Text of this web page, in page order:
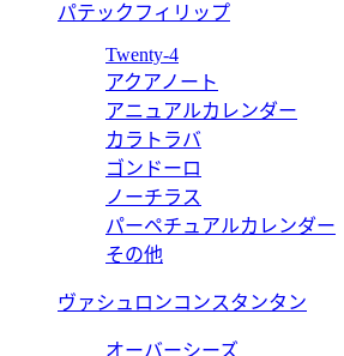
パテックフィリップ
Twenty-4
アクアノート
アニュアルカレンダー
カラトラバ
ゴンドーロ
ノーチラス
パーペチュアルカレンダー
その他
ヴァシュロンコンスタンタン
オーバーシーズ